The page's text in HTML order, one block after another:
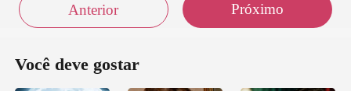
Anterior Próximo
Você deve gostar